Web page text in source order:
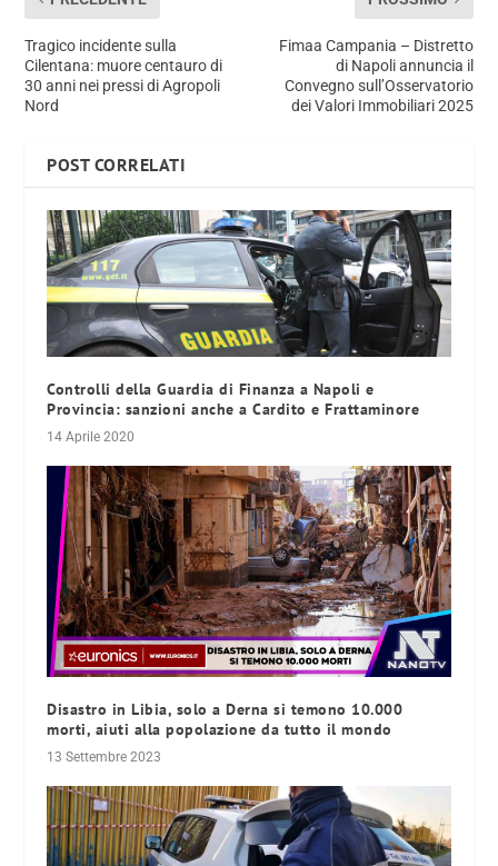
Tragico incidente sulla
Cilentana: muore centauro di
30 anni nei pressi di Agropoli
Nord
Fimaa Campania – Distretto
di Napoli annuncia il
Convegno sull’Osservatorio
dei Valori Immobiliari 2025
POST CORRELATI
Controlli della Guardia di Finanza a Napoli e
Provincia: sanzioni anche a Cardito e Frattaminore
14 Aprile 2020
Disastro in Libia, solo a Derna si temono 10.000
morti, aiuti alla popolazione da tutto il mondo
13 Settembre 2023